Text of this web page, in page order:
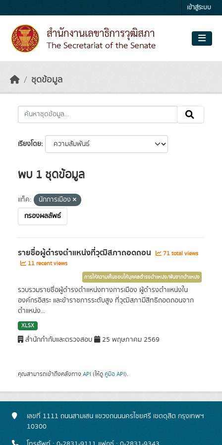
เข้าสู่ระบบ
ชุดข้อมูล
เรียงโดย
พบ 1 ชุดข้อมูล
แท็ค:
นักการเมือง
กรองผลลัพธ์
รายชื่อผู้ดำรงตำแหน่งที่วุฒิสภาถอดถอน
71 total views
11 recent views
การให้ความเห็นชอบให้บุคคลดำรงตำแหน่ง/พ้นจากตำแหน่ง
รวบรวมรายชื่อผู้ดำรงตำแหน่งทางการเมือง ผู้ดำรงตำแหน่งใน
องค์กรอิสระ และข้าราชการระดับสูง ที่วุฒิสภามีสิทธิถอดถอนจาก
ตำแหน่ง...
XLSX
สำนักกำกับและตรวจสอบ 25 พฤษภาคม 2569
คุณสามารถเข้าถึงคลังทาง API (ให้ดู คู่มือ API).
เลขที่ 1111 ถนนสามเสน แขวงถนนนครไชยศรี เขตดุสิต กรุงเทพฯ
10300